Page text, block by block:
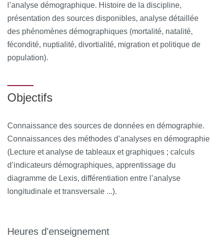
l’analyse démographique. Histoire de la discipline,
présentation des sources disponibles, analyse détaillée
des phénomènes démographiques (mortalité, natalité,
fécondité, nuptialité, divortialité, migration et politique de
population).
Objectifs
Connaissance des sources de données en démographie.
Connaissances des méthodes d’analyses en démographie
(Lecture et analyse de tableaux et graphiques ; calculs
d’indicateurs démographiques, apprentissage du
diagramme de Lexis, différentiation entre l’analyse
longitudinale et transversale ...).
Heures d'enseignement